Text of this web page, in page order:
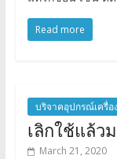
Read more
บริจาคอุปกรณ์เครื่อ
เลิกใช้แล้ว
March 21, 2020